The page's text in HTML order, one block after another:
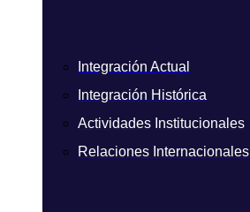
Integración Actual
Integración Histórica
Actividades Institucionales
Relaciones Internacionales